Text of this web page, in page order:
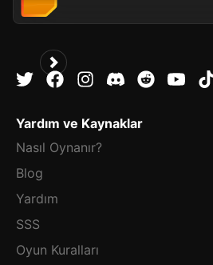
Yardım ve Kaynaklar
Nasıl Oynanır?
Blog
Yardım
SSS
Oyun Kuralları